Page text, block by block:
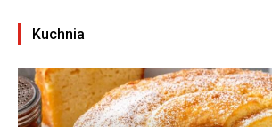
Kuchnia